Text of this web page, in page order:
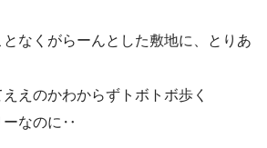
なくがらーんとした敷地に、とりあ
えのかわからずトボトボ歩く
ーなのに‥